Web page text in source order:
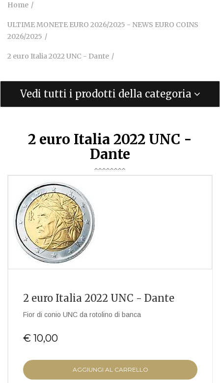
Home
ULTIME MONETE EURO 2026/2025 - NEWS EURO COINS
2026/2025
2 euro Italia 2022 UNC - Dante
Vedi tutti i prodotti della categoria
2 euro Italia 2022 UNC -
Dante
2 euro Italia 2022 UNC - Dante
Fior di conio UNC da rotolino di banca
€ 10,00
AGGIUNGI AL CARRELLO